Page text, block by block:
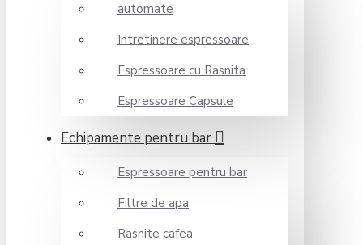
automate
Intretinere espressoare
Espressoare cu Rasnita
Espressoare Capsule
Echipamente pentru bar
Espressoare pentru bar
Filtre de apa
Rasnite cafea